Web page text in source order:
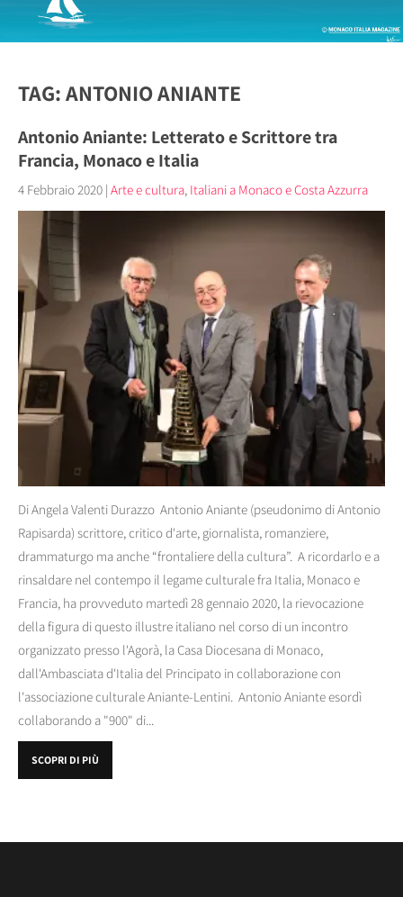
TAG: ANTONIO ANIANTE
Antonio Aniante: Letterato e Scrittore tra
Francia, Monaco e Italia
4 Febbraio 2020 | Arte e cultura, Italiani a Monaco e Costa Azzurra
Di Angela Valenti Durazzo Antonio Aniante (pseudonimo di Antonio
Rapisarda) scrittore, critico d'arte, giornalista, romanziere,
drammaturgo ma anche “frontaliere della cultura”. A ricordarlo e a
rinsaldare nel contempo il legame culturale fra Italia, Monaco e
Francia, ha provveduto martedì 28 gennaio 2020, la rievocazione
della figura di questo illustre italiano nel corso di un incontro
organizzato presso l'Agorà, la Casa Diocesana di Monaco,
dall'Ambasciata d'Italia del Principato in collaborazione con
l'associazione culturale Aniante-Lentini. Antonio Aniante esordì
collaborando a "900" di...
SCOPRI DI PIÙ